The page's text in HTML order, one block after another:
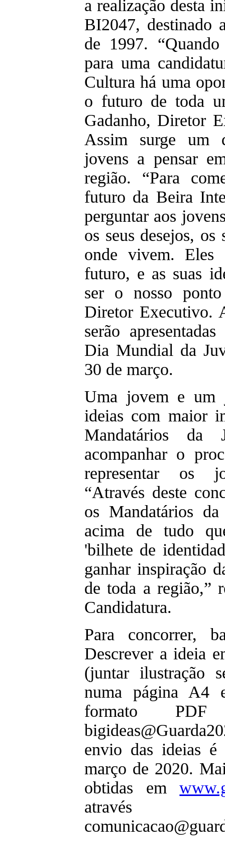
a realização desta
BI2047, destinado
de 1997.
para uma
Cultura há uma
o futuro de toda
Gadanho, Diretor
Assim surge um
jovens a pensar
região. “Para
futuro da Beira
perguntar aos
os seus desejos, os
onde vivem. Eles
futuro, e as suas
ser o nosso
Diretor Executivo.
serão
Dia Mundial da
30 de março.
Uma jovem e um
ideias com maior
Mandatários da
acompanhar o
representar os
“Através deste
os Mandatários
acima de tudo
'bilhete de
ganhar inspiração
de toda a região,”
Candidatura.
Para concorrer,
Descrever a ideia
(juntar ilustração
numa página A4
formato
envio das ideias
março de 2020.
obtidas em